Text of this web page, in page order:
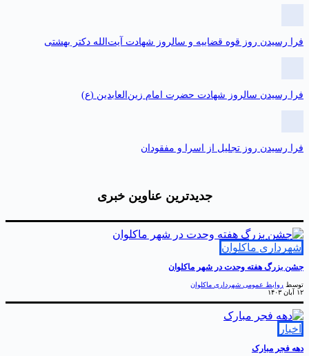
رسیدن روز قوه قضاییه و سالروز شهادت آیت‌الله دکتر بهشتی
رسیدن سالروز شهادت حضرت امام زین‌العابدین (ع)
رسیدن روز تجلیل از اسرا و مفقودان
جدیدترین عناوین خبری
شهرداری ماکلوان
بزرگ هفته وحدت در شهر ماکلوان
روابط عمومی شهرداری ماکلوان
اخبار
فجر مبارک